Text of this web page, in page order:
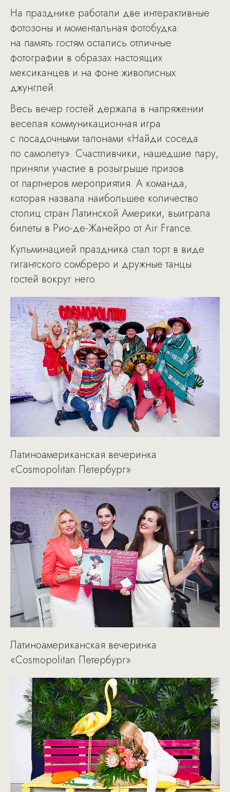
На празднике работали две интерактивные
фотозоны и моментальная фотобудка:
на память гостям остались отличные
фотографии в образах настоящих
мексиканцев и на фоне живописных
джунглей.
Весь вечер гостей держала в напряжении
веселая коммуникационная игра
с посадочными талонами «Найди соседа
по самолету». Счастливчики, нашедшие пару,
приняли участие в розыгрыше призов
от партнеров мероприятия. А команда,
которая назвала наибольшее количество
столиц стран Латинской Америки, выиграла
билеты в Рио-де-Жанейро от Air France.
Кульминацией праздника стал торт в виде
гигантского сомбреро и дружные танцы
гостей вокруг него.
Латиноамериканская вечеринка
«Cosmopolitan Петербург»
Латиноамериканская вечеринка
«Cosmopolitan Петербург»